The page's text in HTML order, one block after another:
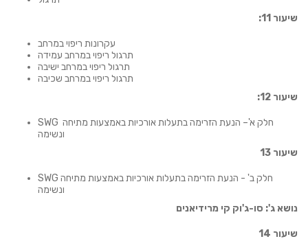
שיעור 11:
עקרונות ריפוי במרחב
תרגול ריפוי במרחב עמידה
תרגול ריפוי במרחב ישיבה
תרגול ריפוי במרחב שכיבה
שיעור 12:
SWG חלק א'– הנעת הזרימה בתעלות אורכיות באמצעות מתיחה
ונשימה
שיעור 13
SWG חלק ב' - הנעת הזרימה בתעלות אורכיות באמצעות מתיחה
ונשימה
נושא ג': סו-ג'וק קי מרידיאנים
שיעור 14